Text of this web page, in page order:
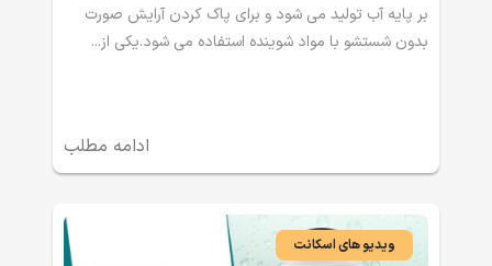
بر پایه آب تولید می شود و برای پاک کردن آرایش صورت
بدون شستشو با مواد شوینده استفاده می شود.یکی از...
ادامه مطلب
ویدیو های اسکانت